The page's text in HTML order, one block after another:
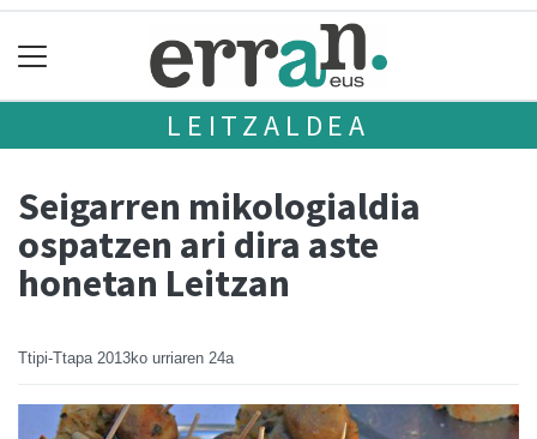
LEITZALDEA
Seigarren mikologialdia
ospatzen ari dira aste
honetan Leitzan
Ttipi-Ttapa 2013ko urriaren 24a